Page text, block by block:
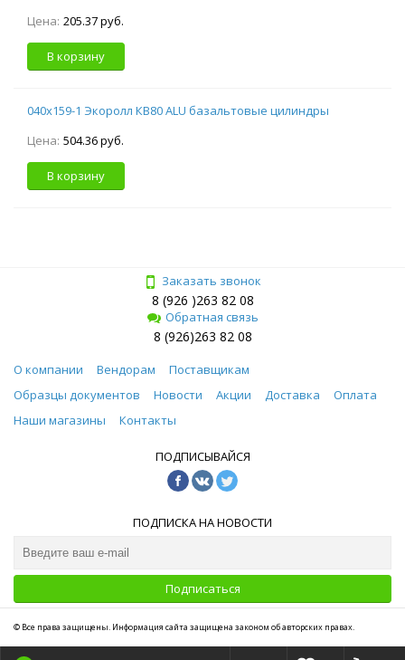
Цена: 205.37 руб.
В корзину
040х159-1 Экоролл КВ80 ALU базальтовые цилиндры
Цена: 504.36 руб.
В корзину
Заказать звонок
8 (926 )263 82 08
Обратная связь
8 (926)263 82 08
О компании Вендорам
Поставщикам
Образцы документов
Новости Акции Доставка
Оплата
Наши магазины
Контакты
ПОДПИСЫВАЙСЯ
ПОДПИСКА НА НОВОСТИ
Подписаться
© Все права защищены. Информация сайта защищена законом об авторских правах.